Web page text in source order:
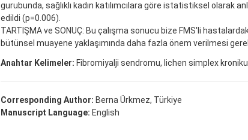
gurubunda, sağlıklı kadın katılımcılara göre istatistiksel olarak
edildi (p=0.006).
TARTIŞMA ve SONUÇ: Bu çalışma sonucu bize FMS'li
bütünsel muayene yaklaşımında daha fazla önem verilmesi
Anahtar Kelimeler: Fibromiyalji sendromu, lichen simplex
Corresponding Author: Berna Ürkmez, Türkiye
Manuscript Language: English